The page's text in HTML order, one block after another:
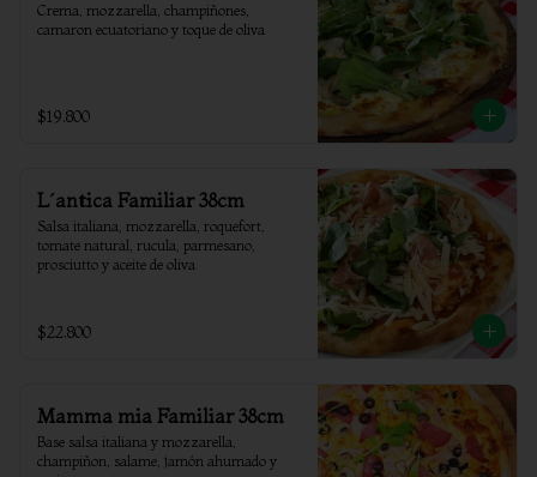
Crema, mozzarella, champiñones,
camaron ecuatoriano y toque de oliva
$19.800
L´antica Familiar 38cm
Salsa italiana, mozzarella, roquefort,
tomate natural, rucula, parmesano,
prosciutto y aceite de oliva
$22.800
Mamma mia Familiar 38cm
Base salsa italiana y mozzarella,
champiñon, salame, jamón ahumado y